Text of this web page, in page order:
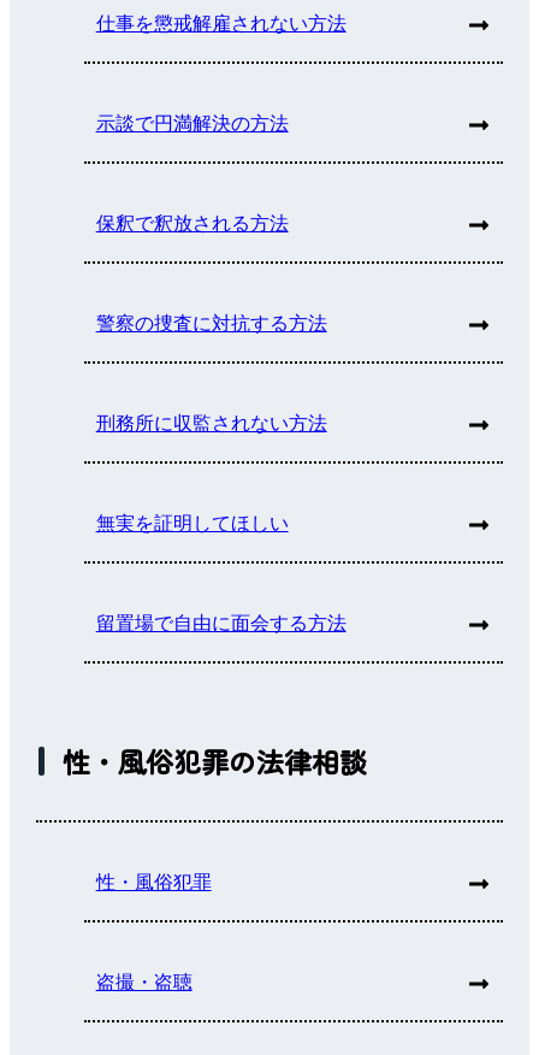
仕事を懲戒解雇されない方法
示談で円満解決の方法
保釈で釈放される方法
警察の捜査に対抗する方法
刑務所に収監されない方法
無実を証明してほしい
留置場で自由に面会する方法
性・風俗犯罪の法律相談
性・風俗犯罪
盗撮・盗聴